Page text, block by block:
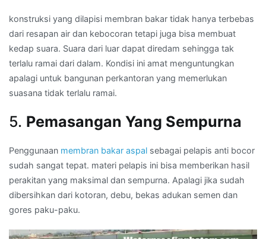
konstruksi yang dilapisi membran bakar tidak hanya terbebas
dari resapan air dan kebocoran tetapi juga bisa membuat
kedap suara. Suara dari luar dapat diredam sehingga tak
terlalu ramai dari dalam. Kondisi ini amat menguntungkan
apalagi untuk bangunan perkantoran yang memerlukan
suasana tidak terlalu ramai.
5. Pemasangan Yang Sempurna
Penggunaan membran bakar aspal sebagai pelapis anti bocor
sudah sangat tepat. materi pelapis ini bisa memberikan hasil
perakitan yang maksimal dan sempurna. Apalagi jika sudah
dibersihkan dari kotoran, debu, bekas adukan semen dan
gores paku-paku.